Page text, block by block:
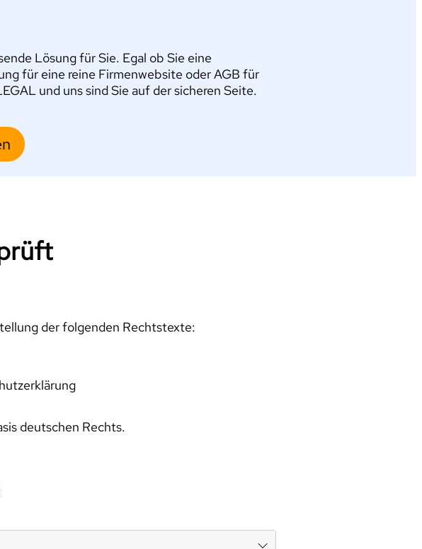
Lösung für Sie. Egal ob Sie eine
für eine reine Firmenwebsite oder AGB für
und uns sind Sie auf der sicheren Seite.
der folgenden Rechtstexte:
deutschen Rechts.